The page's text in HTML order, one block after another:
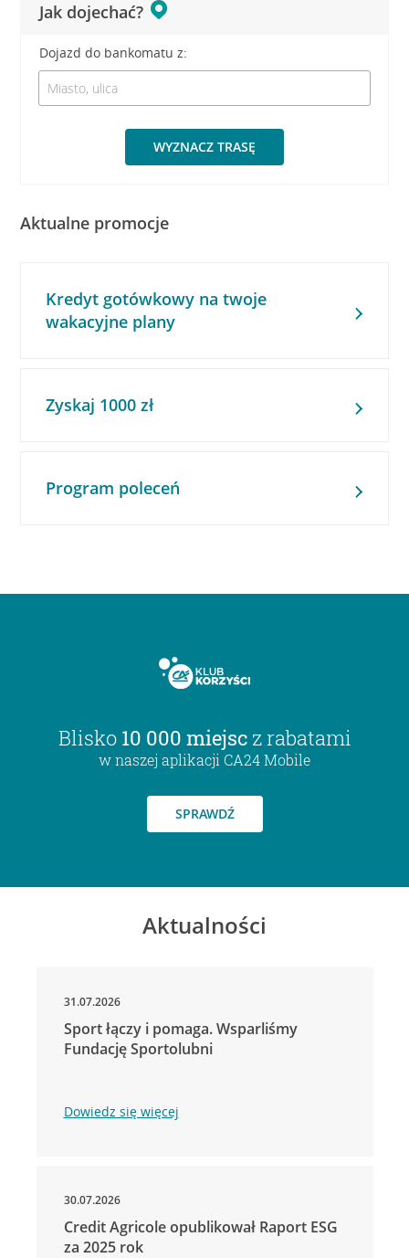
Jak dojechać?
Dojazd do bankomatu z:
WYZNACZ TRASĘ
Aktualne promocje
Kredyt gotówkowy na twoje
wakacyjne plany
Zyskaj 1000 zł
Program poleceń
Blisko 10 000 miejsc z rabatami
w naszej aplikacji CA24 Mobile
SPRAWDŹ
Aktualności
31.07.2026
Sport łączy i pomaga. Wsparliśmy
Fundację Sportolubni
Dowiedz się więcej
30.07.2026
Credit Agricole opublikował Raport ESG
za 2025 rok